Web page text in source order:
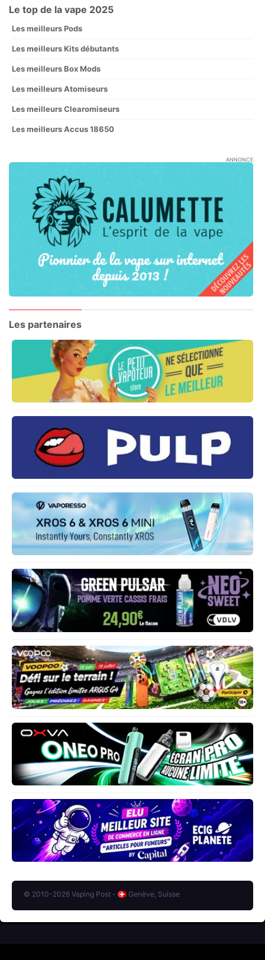
Le top de la vape 2025
Les meilleurs Pods
Les meilleurs Kits débutants
Les meilleurs Box Mods
Les meilleurs Atomiseurs
Les meilleurs Clearomiseurs
Les meilleurs Accus 18650
ANNONCE
Les partenaires
© 2010-2026 Vaping Post - Genève, Suisse